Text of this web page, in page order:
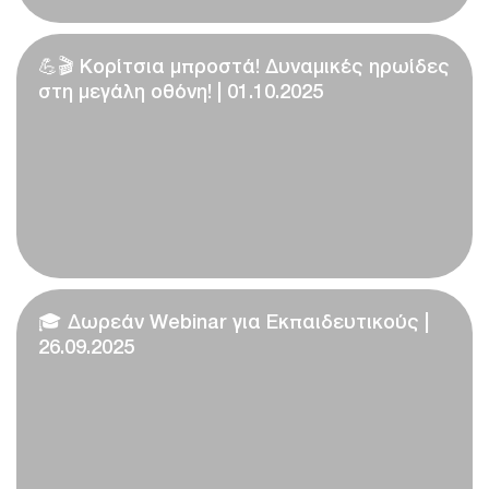
💪🎬 Κορίτσια μπροστά! Δυναμικές ηρωίδες
στη μεγάλη οθόνη! | 01.10.2025
🎓 Δωρεάν Webinar για Εκπαιδευτικούς |
26.09.2025